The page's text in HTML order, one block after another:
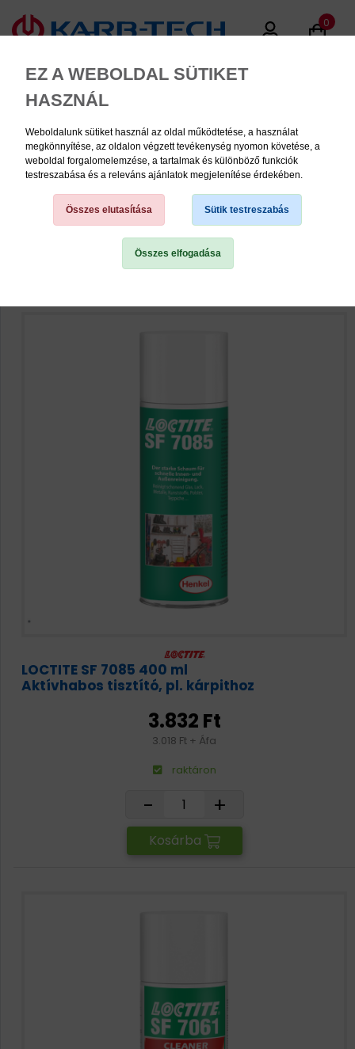
EZ A WEBOLDAL SÜTIKET
HASZNÁL
Weboldalunk sütiket használ az oldal működtetése, a használat
megkönnyítése, az oldalon végzett tevékenység nyomon követése, a
weboldal forgalomelemzése, a tartalmak és különböző funkciók
testreszabása és a releváns ajánlatok megjelenítése érdekében.
Összes elutasítása Sütik testreszabás
Összes elfogadása
0
MENU
VÁSÁRLÁSI INFORMÁCIÓK
KAPCSOLAT
Tisztítók
LOCTITE SF 7085 400 ml
Aktívhabos tisztító, pl. kárpithoz
3.832 Ft
3.018 Ft + Áfa
raktáron
- +
Kosárba